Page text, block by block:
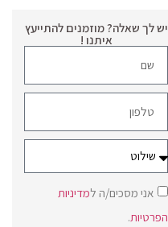
יש לך שאלה? מוזמנים להתייעץ
איתנו !
אני מסכים/ה למדיניות
הפרטיות.